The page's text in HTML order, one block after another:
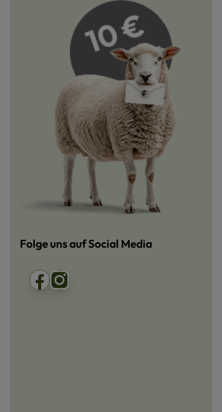
Folge uns auf Social Media